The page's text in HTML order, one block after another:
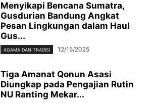
Menyikapi Bencana Sumatra,
Gusdurian Bandung Angkat
Pesan Lingkungan dalam Haul
Gus...
AGAMA DAN TRADISI 12/15/2025
Tiga Amanat Qonun Asasi
Diungkap pada Pengajian Rutin
NU Ranting Mekar...